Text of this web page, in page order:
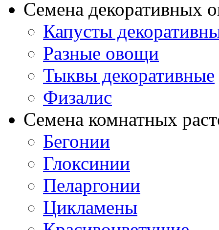
Семена декоративных
Капусты
Разные овощи
Тыквы декоративные
Физалис
Семена комнатных
Бегонии
Глоксинии
Пеларгонии
Цикламены